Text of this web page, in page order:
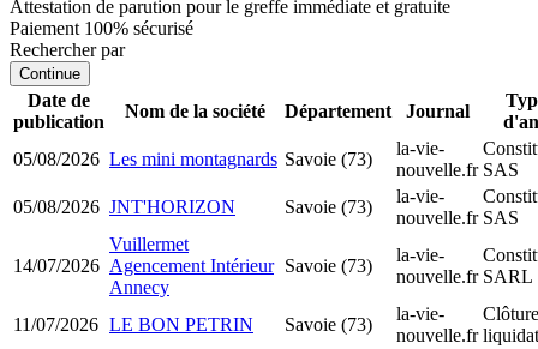
Attestation de parution pour le greffe immédiate et gratuite
Paiement 100% sécurisé
Rechercher par
Continue
Date de
publication
Nom de la société Département Journal
05/08/2026 Les mini montagnards Savoie (73)
la-vie-
nouvelle.fr SAS
05/08/2026 JNT'HORIZON Savoie (73)
la-vie-
nouvelle.fr SAS
14/07/2026
Vuillermet
Agencement Intérieur
Annecy
Savoie (73)
la-vie-
nouvelle.fr SARL
11/07/2026 LE BON PETRIN Savoie (73)
la-vie-
nouvelle.fr